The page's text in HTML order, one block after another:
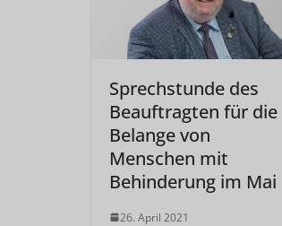
Sprechstunde des
Beauftragten für die
Belange von
Menschen mit
Behinderung im Mai
26. April 2021